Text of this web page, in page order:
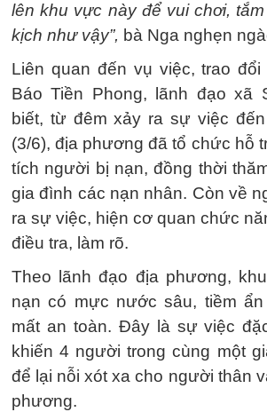
lên khu vực này để vui chơi,
kịch như vậy”, bà Nga nghẹn
Liên quan đến vụ việc, trao
Báo Tiền Phong, lãnh đạo xã
biết, từ đêm xảy ra sự việc
(3/6), địa phương đã tổ chức hỗ
tích người bị nạn, đồng thời
gia đình các nạn nhân. Còn về
ra sự việc, hiện cơ quan chức
điều tra, làm rõ.
Theo lãnh đạo địa phương,
nạn có mực nước sâu, tiềm
mất an toàn. Đây là sự việc
khiến 4 người trong cùng một
để lại nỗi xót xa cho người thân
phương.